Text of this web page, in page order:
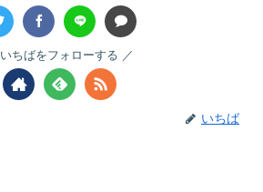
いちばをフォローする
いちば